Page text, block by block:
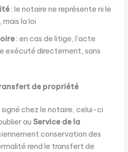
: le notaire ne représente ni le
mais la loi
: en cas de litige, l’acte
exécuté directement, sans
de propriété
chez le notaire, celui-ci
au Service de la
conservation des
rend le transfert de